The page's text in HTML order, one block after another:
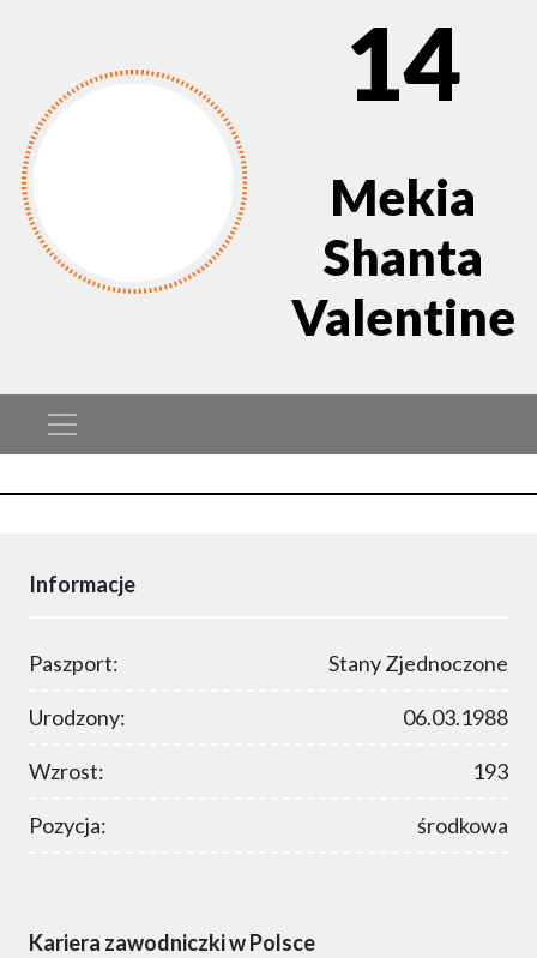
14
Mekia
Shanta
Valentine
Informacje
Paszport: Stany Zjednoczone
Urodzony: 06.03.1988
Wzrost: 193
Pozycja: środkowa
Kariera zawodniczki w Polsce